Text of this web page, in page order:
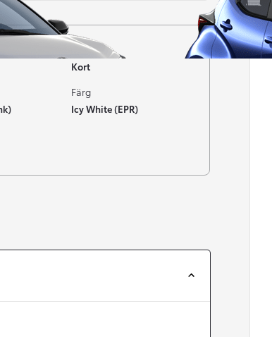
Easy Billån
Typ av bil
Kort
Färg
Icy White (EPR)